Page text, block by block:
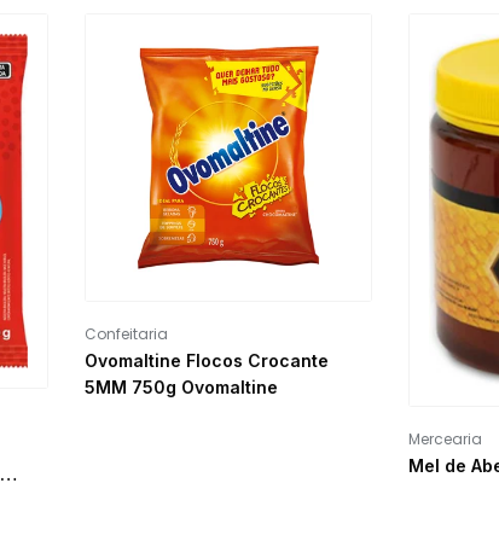
Confeitaria
Ovomaltine Flocos Crocante
5MM 750g Ovomaltine
Mercearia
Mel de